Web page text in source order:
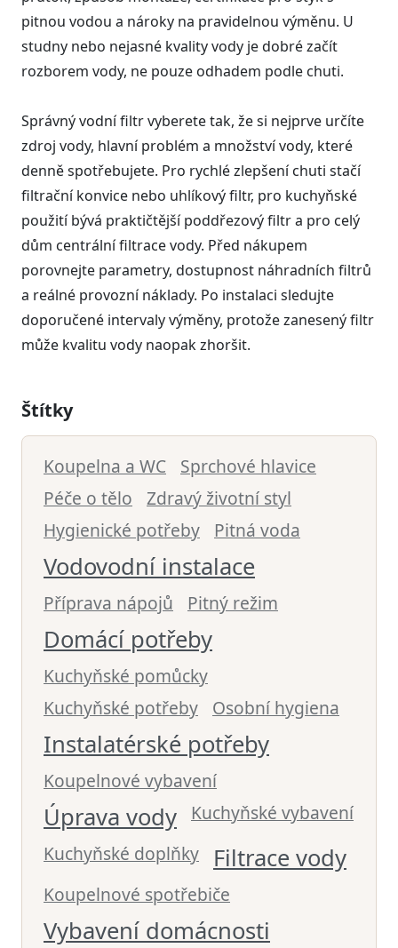
pitnou vodou a nároky na pravidelnou výměnu. U
studny nebo nejasné kvality vody je dobré začít
rozborem vody, ne pouze odhadem podle chuti.
Správný vodní filtr vyberete tak, že si nejprve určíte
zdroj vody, hlavní problém a množství vody, které
denně spotřebujete. Pro rychlé zlepšení chuti stačí
filtrační konvice nebo uhlíkový filtr, pro kuchyňské
použití bývá praktičtější poddřezový filtr a pro celý
dům centrální filtrace vody. Před nákupem
porovnejte parametry, dostupnost náhradních filtrů
a reálné provozní náklady. Po instalaci sledujte
doporučené intervaly výměny, protože zanesený filtr
může kvalitu vody naopak zhoršit.
Štítky
Koupelna a WC
Sprchové hlavice
Péče o tělo
Zdravý životní styl
Hygienické potřeby
Pitná voda
Vodovodní instalace
Příprava nápojů Pitný režim
Domácí potřeby
Kuchyňské pomůcky
Kuchyňské potřeby
Osobní hygiena
Instalatérské potřeby
Koupelnové vybavení
Úprava vody
Kuchyňské vybavení
Kuchyňské doplňky
Filtrace vody
Koupelnové spotřebiče
Vybavení domácnosti